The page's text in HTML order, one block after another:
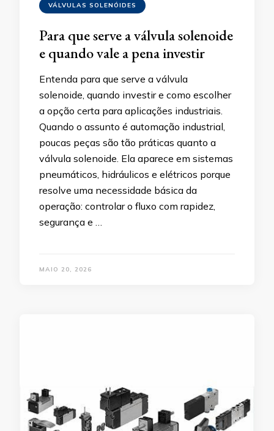
VÁLVULAS SOLENÓIDES
Para que serve a válvula solenoide
e quando vale a pena investir
Entenda para que serve a válvula
solenoide, quando investir e como escolher
a opção certa para aplicações industriais.
Quando o assunto é automação industrial,
poucas peças são tão práticas quanto a
válvula solenoide. Ela aparece em sistemas
pneumáticos, hidráulicos e elétricos porque
resolve uma necessidade básica da
operação: controlar o fluxo com rapidez,
segurança e …
MAIO 20, 2026